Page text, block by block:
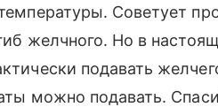
Советует
желчного. Но в
подавать
можно подавать.